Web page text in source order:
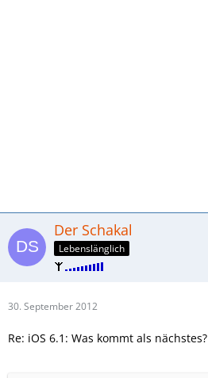
Der Schakal
Lebenslänglich
30. September 2012
Re: iOS 6.1: Was kommt als nächstes?